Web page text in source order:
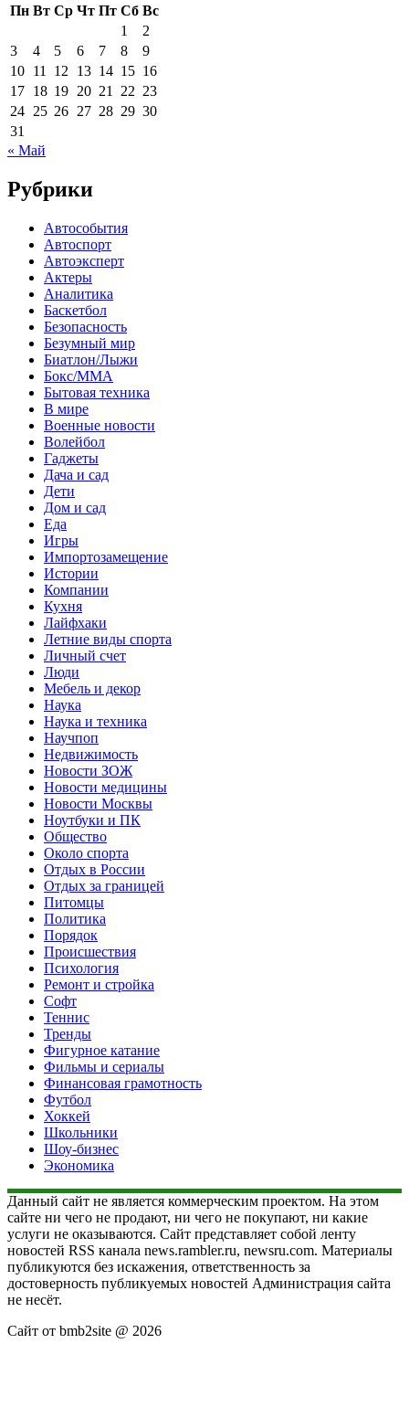
Пн Вт Ср Чт Пт Сб Вс
1
2
3
4 5 6 7 8
9
10 11 12 13 14 15 16
17 18 19 20 21 22 23
24 25 26 27 28 29 30
31
« Май
Рубрики
Автособытия
Автоспорт
Автоэксперт
Актеры
Аналитика
Баскетбол
Безопасность
Безумный мир
Биатлон/Лыжи
Бокс/MMA
Бытовая техника
В мире
Военные новости
Волейбол
Гаджеты
Дача и сад
Дети
Дом и сад
Еда
Игры
Импортозамещение
Истории
Компании
Кухня
Лайфхаки
Летние виды спорта
Личный счет
Люди
Мебель и декор
Наука
Наука и техника
Научпоп
Недвижимость
Новости ЗОЖ
Новости медицины
Новости Москвы
Ноутбуки и ПК
Общество
Около спорта
Отдых в России
Отдых за границей
Питомцы
Политика
Порядок
Происшествия
Психология
Ремонт и стройка
Софт
Теннис
Тренды
Фигурное катание
Фильмы и сериалы
Финансовая грамотность
Футбол
Хоккей
Школьники
Шоу-бизнес
Экономика
Данный сайт не является коммерческим проектом. На этом
сайте ни чего не продают, ни чего не покупают, ни какие
услуги не оказываются. Сайт представляет собой ленту
новостей RSS канала news.rambler.ru, newsru.com. Материалы
публикуются без искажения, ответственность за
достоверность публикуемых новостей Администрация сайта
не несёт.
Сайт от bmb2site @ 2026